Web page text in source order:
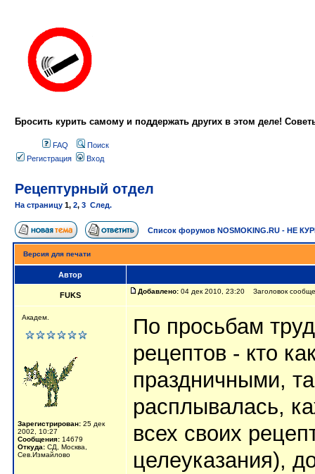
Бросить курить самому и поддержать других в этом деле!
FAQ
Поиск
Регистрация
Вход
Рецептурный отдел
На страницу 1, 2, 3 След.
Список форумов NOSMOKING.RU - НЕ
Версия для печати
Автор
FUKS Добавлено: 04 дек 2010, 23:20 Заголовок
Академ.
Зарегистрирован: 25 дек
2002, 10:27
Сообщения: 14679
Откуда: СД, Москва,
Сев.Измайлово
По просьбам
рецептов - кто
праздничными,
расплывалась,
всех своих
целеуказания),